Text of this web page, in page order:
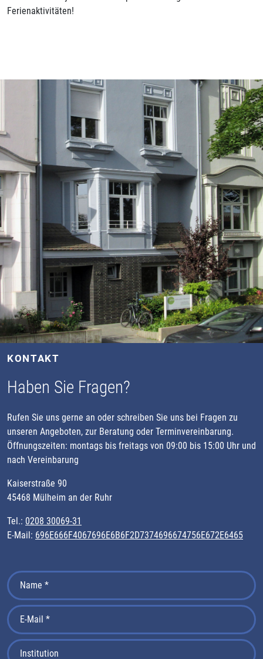
Ferienaktivitäten!
KONTAKT
Haben Sie Fragen?
Rufen Sie uns gerne an oder schreiben Sie uns bei Fragen zu
unseren Angeboten, zur Beratung oder Terminvereinbarung.
Öffnungszeiten: montags bis freitags von 09:00 bis 15:00 Uhr und
nach Vereinbarung
Kaiserstraße 90
45468 Mülheim an der Ruhr
Tel.: 0208 30069-31
E-Mail: 696E666F4067696E6B6F2D7374696674756E672E6465